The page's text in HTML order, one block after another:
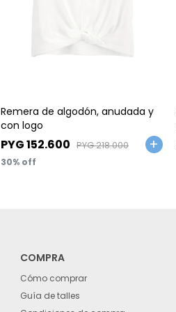
Remera de algodón, anudada y
con logo
PYG152.600 PYG218.000
30
COMPRA
Cómo comprar
Guía de talles